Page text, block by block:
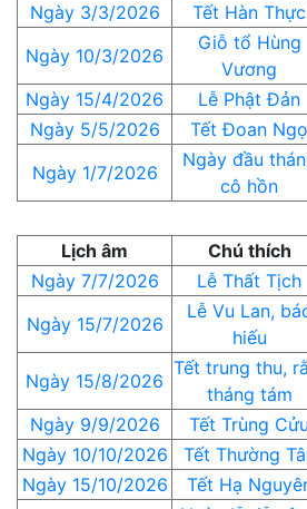
Ngày 3/3/2026
Tết Hàn Thực
Ngày 10/3/2026
Giỗ tổ Hùng
Vương
Ngày 15/4/2026
Lễ Phật Đản
Ngày 5/5/2026
Tết Đoan Ngọ
Ngày 1/7/2026
Ngày đầu
cô hồn
Lịch âm Chú thích
Ngày 7/7/2026
Lễ Thất Tịch
Ngày 15/7/2026
Lễ Vu Lan,
hiếu
Ngày 15/8/2026
Tết trung thu,
tháng tám
Ngày 9/9/2026
Tết Trùng Cửu
Ngày 10/10/2026
Tết Thường
Ngày 15/10/2026
Tết Hạ